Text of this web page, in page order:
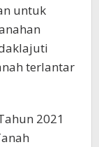
untuk
terlantar
2021